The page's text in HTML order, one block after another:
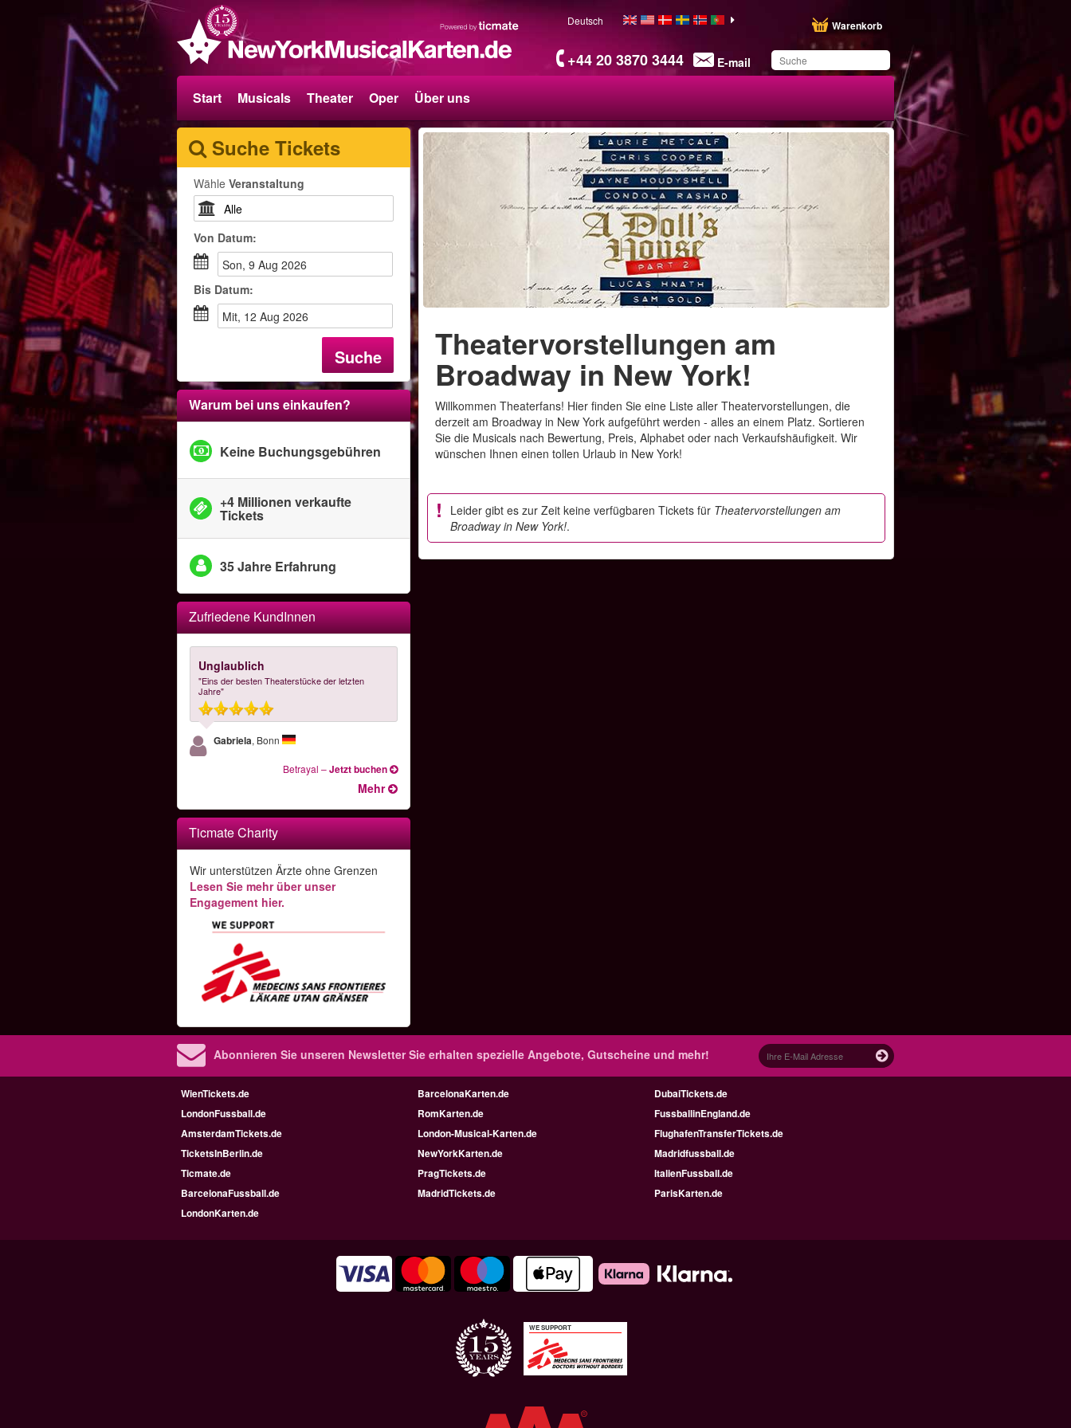
+44 20 3870 3444 E-mail
Warenkorb
Deutsch
Start Musicals Theater Oper Über uns
Sie haben dieses
Suche Tickets
Wähle Veranstaltung
Von Datum:
Son, 9 Aug 2026
Bis Datum:
Mit, 12 Aug 2026
Suche
Warum bei uns einkaufen?
Keine Buchungsgebühren
+4 Millionen verkaufte
Tickets
35 Jahre Erfahrung
Zufriedene KundInnen
Unglaublich
"Eins der besten Theaterstücke der letzten
Jahre"
Gabriela, Bonn
Betrayal –Jetzt buchen
Mehr
Ticmate Charity
Wir unterstützen Ärzte ohne Grenzen
Lesen Sie mehr über unser
Engagement hier.
Theatervorstellungen am
Broadway in New York!
Willkommen Theaterfans! Hier finden Sie eine Liste aller Theatervorstellungen, die
derzeit am Broadway in New York aufgeführt werden - alles an einem Platz. Sortieren
Sie die Musicals nach Bewertung, Preis, Alphabet oder nach Verkaufshäufigkeit. Wir
wünschen Ihnen einen tollen Urlaub in New York!
Leider gibt es zur Zeit keine verfügbaren Tickets für Theatervorstellungen am
Broadway in New York!.
Abonnieren Sie unseren NewsletterSie erhalten spezielle Angebote, Gutscheine und mehr!
WienTickets.de BarcelonaKarten.de
DubaiTickets.de
LondonFussball.de
RomKarten.de
FussballinEngland.de
AmsterdamTickets.de
London-Musical-Karten.de
FlughafenTransferTickets.de
TicketsInBerlin.de
NewYorkKarten.de
Madridfussball.de
Ticmate.de
PragTickets.de
ItalienFussball.de
BarcelonaFussball.de
MadridTickets.de
ParisKarten.de
LondonKarten.de
WE SUPPORT